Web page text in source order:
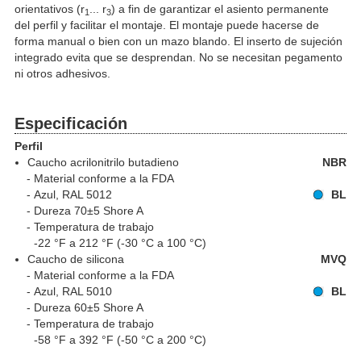
orientativos (r1 ... r3) a fin de garantizar el asiento permanente
del perfil y facilitar el montaje. El montaje puede hacerse de
forma manual o bien con un mazo blando. El inserto de sujeción
integrado evita que se desprendan. No se necesitan pegamento
ni otros adhesivos.
Especificación
Perfil
Caucho acrilonitrilo butadieno
NBR
Material conforme a la FDA
Azul, RAL 5012
BL
Dureza 70±5 Shore A
Temperatura de trabajo
-22 °F a 212 °F (-30 °C a 100 °C)
Caucho de silicona
MVQ
Material conforme a la FDA
Azul, RAL 5010
BL
Dureza 60±5 Shore A
Temperatura de trabajo
-58 °F a 392 °F (-50 °C a 200 °C)